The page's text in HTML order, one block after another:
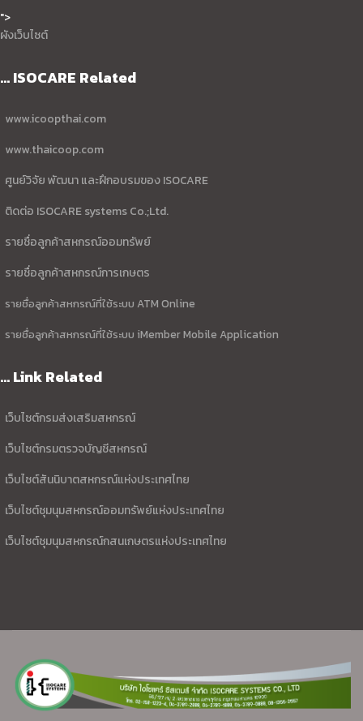
">
ผังเว็บไซต์
... ISOCARE Related
www.icoopthai.com
www.thaicoop.com
ศูนย์วิจัย พัฒนา และฝึกอบรมของ ISOCARE
ติดต่อ ISOCARE systems Co.;Ltd.
รายชื่อลูกค้าสหกรณ์ออมทรัพย์
รายชื่อลูกค้าสหกรณ์การเกษตร
รายชื่อลูกค้าสหกรณ์ที่ใช้ระบบ ATM Online
รายชื่อลูกค้าสหกรณ์ที่ใช้ระบบ iMember Mobile Application
... Link Related
เว็บไซต์กรมส่งเสริมสหกรณ์
เว็บไซต์กรมตรวจบัญชีสหกรณ์
เว็บไซต์สันนิบาตสหกรณ์แห่งประเทศไทย
เว็บไซต์ชุมนุมสหกรณ์ออมทรัพย์แห่งประเทศไทย
เว็บไซต์ชุมนุมสหกรณ์กสนเกษตรแห่งประเทศไทย